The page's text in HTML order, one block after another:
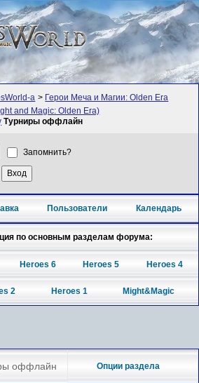
а > Герои Меча и Магии: Olden Era
and Magic: Olden Era)
Турниры оффлайн
Запомнить?
Пользователи Календарь
по основным разделам форума:
Heroes 6 Heroes 5 Heroes 4
2 Heroes 1 Might&Magic
оффлайн Опции раздела